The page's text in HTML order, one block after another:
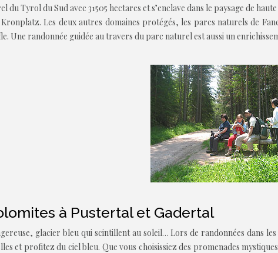
Tyrol du Sud avec 31505 hectares et s’enclave dans le paysage de
Les deux autres domaines protégés, les parcs naturels de
Une randonnée guidée au travers du parc naturel est aussi un
à Pustertal et Gadertal
glacier bleu qui scintillent au soleil… Lors de randonnées dans
et profitez du ciel bleu. Que vous choisissiez des promenades